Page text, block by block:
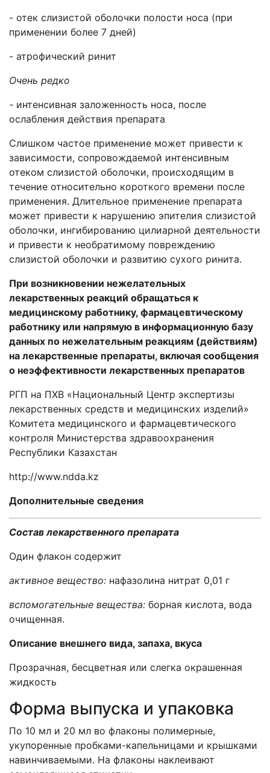
- отек слизистой оболочки полости носа (при
применении более 7 дней)
- атрофический ринит
Очень редко
- интенсивная заложенность носа, после
ослабления действия препарата
Слишком частое применение может привести к
зависимости, сопровождаемой интенсивным
отеком слизистой оболочки, происходящим в
течение относительно короткого времени после
применения. Длительное применение препарата
может привести к нарушению эпителия слизистой
оболочки, ингибированию цилиарной деятельности
и привести к необратимому повреждению
слизистой оболочки и развитию сухого ринита.
При возникновении нежелательных
лекарственных реакций обращаться к
медицинскому работнику, фармацевтическому
работнику или напрямую в информационную базу
данных по нежелательным реакциям (действиям)
на лекарственные препараты, включая сообщения
о неэффективности лекарственных препаратов
РГП на ПХВ «Национальный Центр экспертизы
лекарственных средств и медицинских изделий»
Комитета медицинского и фармацевтического
контроля Министерства здравоохранения
Республики Казахстан
http://www.ndda.kz
Дополнительные сведения
Состав лекарственного препарата
Один флакон содержит
активное вещество: нафазолина нитрат 0,01 г
вспомогательные вещества: борная кислота, вода
очищенная.
Описание внешнего вида, запаха, вкуса
Прозрачная, бесцветная или слегка окрашенная
жидкость
Форма выпуска и упаковка
По 10 мл и 20 мл во флаконы полимерные,
укупоренные пробками-капельницами и крышками
навинчиваемыми. На флаконы наклеивают